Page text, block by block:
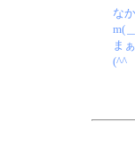
な
m(
ま
(^^ゞ